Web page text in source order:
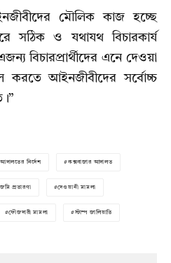
মৌলিক কাজ হচ্ছে
সঠিক ও যথাযথ বিচারকার্য
বিচারপ্রার্থীদের এনে দেওয়া
করতে আইনজীবীদের সর্বোচ্চ
আদালতের নির্দেশ কক্সবাজার আদালত
জমি প্রতারণা দেওয়ানী মামলা
ফৌজদারী মামলা স্টাম্প জালিয়াতি